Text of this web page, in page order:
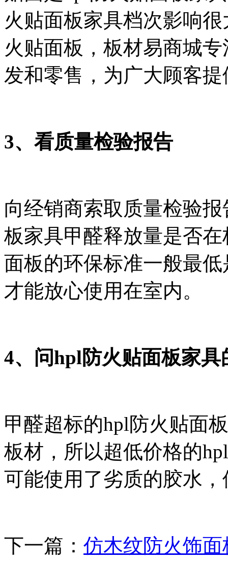
火贴面板家具档次影响
火贴面板，板材易商城
发和零售，为广大顾客
3、看质量检验报告
向经销商索取质量检验
板家具甲醛释放量是否
面板的环保标准一般最
才能放心使用在室内。
4、问hpl防火贴面板家具
甲醛超标的hpl防火贴面
板材，所以超低价格的
可能使用了劣质的胶水
下一篇： 仿木纹防火饰面